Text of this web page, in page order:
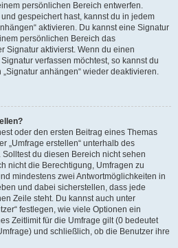
persönlichen Bereich entwerfen.
gespeichert hast, kannst du in jedem
aktivieren. Du kannst eine Signatur
persönlichen Bereich das
Signatur aktivierst. Wenn du einen
verfassen möchtest, so kannst du
anhängen“ wieder deaktivieren.
oder den ersten Beitrag eines Themas
„Umfrage erstellen“ unterhalb des
du diesen Bereich nicht sehen
nicht die Berechtigung, Umfragen zu
mindestens zwei Antwortmöglichkeiten in
und dabei sicherstellen, dass jede
Zeile steht. Du kannst auch unter
festlegen, wie viele Optionen ein
Zeitlimit für die Umfrage gilt (0 bedeutet
und schließlich, ob die Benutzer ihre